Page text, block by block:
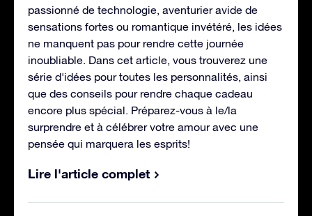
passionné de technologie, aventurier avide de
sensations fortes ou romantique invétéré, les idées
ne manquent pas pour rendre cette journée
inoubliable. Dans cet article, vous trouverez une
série d'idées pour toutes les personnalités, ainsi
que des conseils pour rendre chaque cadeau
encore plus spécial. Préparez-vous à le/la
surprendre et à célébrer votre amour avec une
pensée qui marquera les esprits!
Lire l'article complet